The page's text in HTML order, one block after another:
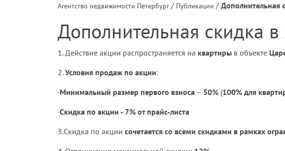
Агентство недвижимости Петербург / Публикации / Дополнительная
Дополнительная скидка
1. Действие акции распространяется на квартиры в объекте
2.Условия продаж по акции:
·Минимальный размер первого взноса – 50% (100% для
·Скидка по акции - 7% от прайс-листа
3.Скидка по акции сочетается со всеми скидками в рамках